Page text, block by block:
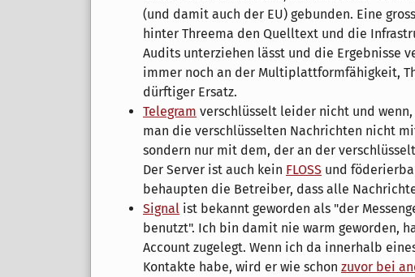
(und damit auch der EU) gebunden. Eine
hinter Threema den Quelltext und die
Audits unterziehen lässt und die Ergebnisse
immer noch an der Multiplattformfähigkeit,
dürftiger Ersatz.
Telegram verschlüsselt leider nicht und
man die verschlüsselten Nachrichten nicht
sondern nur mit dem, der an der
Der Server ist auch kein FLOSS und
behaupten die Betreiber, dass alle
Signal ist bekannt geworden als "der
benutzt". Ich bin damit nie warm geworden,
Account zugelegt. Wenn ich da innerhalb
Kontakte habe, wird er wie schon zuvor bei